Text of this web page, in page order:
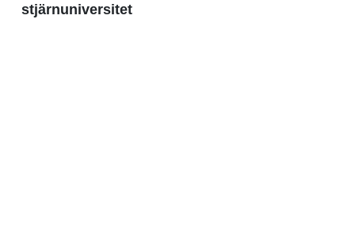
stjärnuniversitet